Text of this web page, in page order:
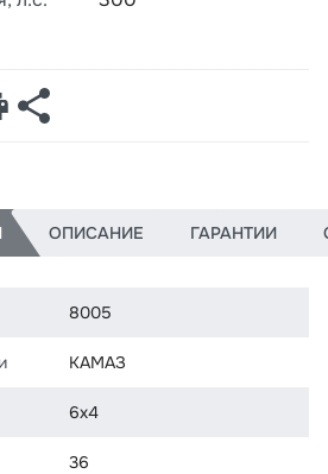
ОПИСАНИЕ ГАРАНТИИ
8005
КАМАЗ
6х4
36